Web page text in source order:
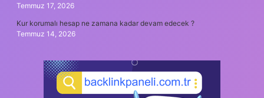
Temmuz 17, 2026
Kur korumalı hesap ne zamana kadar devam edecek ?
Temmuz 14, 2026